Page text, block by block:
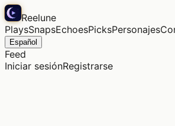
Reelune
PlaysSnapsEchoesPicksPersonajes
Español
Feed
Iniciar sesiónRegistrarse